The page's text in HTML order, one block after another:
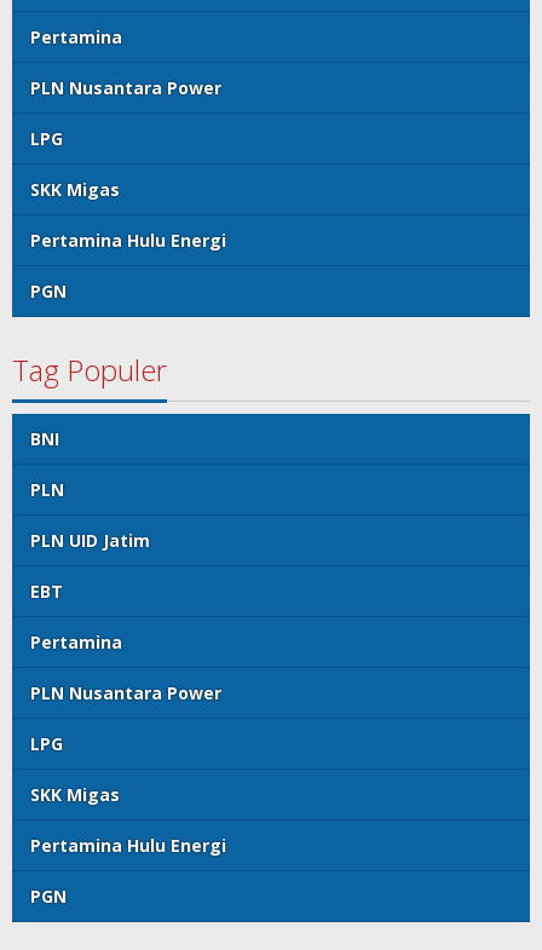
Pertamina
PLN Nusantara Power
LPG
SKK Migas
Pertamina Hulu Energi
PGN
Tag Populer
BNI
PLN
PLN UID Jatim
EBT
Pertamina
PLN Nusantara Power
LPG
SKK Migas
Pertamina Hulu Energi
PGN